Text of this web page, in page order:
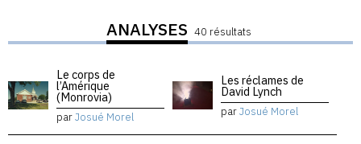
ANALYSES 40 résultats
Le corps de
l’Amérique
(Monrovia)
parJosué Morel
Les réclames de
David Lynch
parJosué Morel